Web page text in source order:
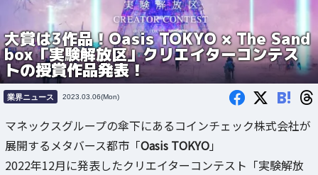
大賞は3作品！Oasis TOKYO × The Sand
box「実験解放区」クリエイターコンテス
トの授賞作品発表！
業界ニュース 2023.03.06(Mon) B!
マネックスグループの傘下にあるコインチェック株式会社が
展開するメタバース都市「Oasis TOKYO」
2022年12月に発表したクリエイターコンテスト「実験解放